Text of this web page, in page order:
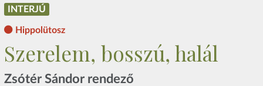
INTERJÚ
Hippolütosz
Szerelem, bosszú, halál
Zsótér Sándor rendező